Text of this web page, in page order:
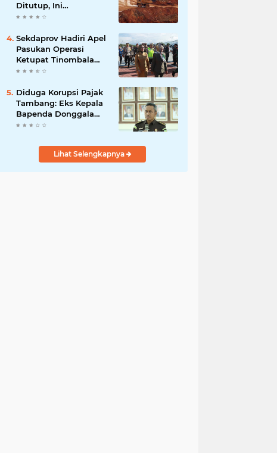
Ditutup, Ini
Pernyataan Luhut
Sekdaprov Hadiri Apel
Pasukan Operasi
Ketupat Tinombala
2023
Diduga Korupsi Pajak
Tambang: Eks Kepala
Bapenda Donggala
Jadi Tersangka
Lihat Selengkapnya